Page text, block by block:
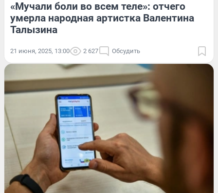
«Мучали боли во всем теле»: отчего
умерла народная артистка Валентина
Талызина
21 июня, 2025, 13:00 2 627 Обсудить